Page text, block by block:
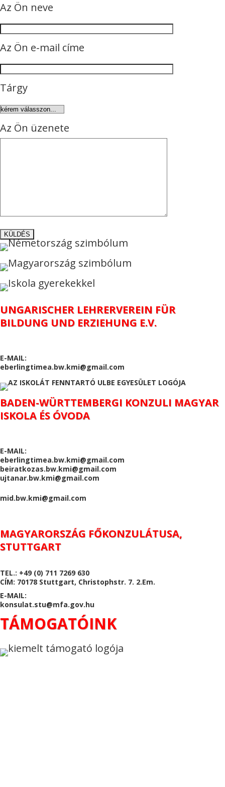
Az Ön neve
Az Ön e-mail címe
Tárgy
Az Ön üzenete
UNGARISCHER LEHRERVEREIN FÜR
BILDUNG UND ERZIEHUNG E.V.
E-MAIL:
eberlingtimea.bw.kmi@gmail.com
BADEN-WÜRTTEMBERGI KONZULI MAGYAR
ISKOLA ÉS ÓVODA
E-MAIL:
eberlingtimea.bw.kmi@gmail.com
beiratkozas.bw.kmi@gmail.com
ujtanar.bw.kmi@gmail.com
mid.bw.kmi@gmail.com
MAGYARORSZÁG FŐKONZULÁTUSA,
STUTTGART
TEL.: +49 (0) 711 7269 630
CÍM: 70178 Stuttgart, Christophstr. 7. 2.Em.
E-MAIL:
konsulat.stu@mfa.gov.hu
TÁMOGATÓINK